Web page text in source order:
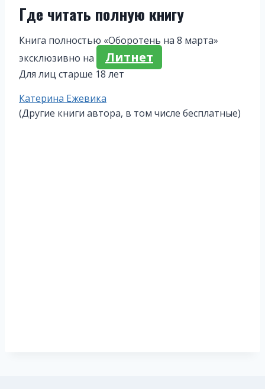
Где читать полную книгу
Книга полностью «Оборотень на 8 марта»
эксклюзивно на
Литнет
Для лиц старше 18 лет
Метки
записи:
Катерина Ежевика
(Другие книги автора, в том числе бесплатные)